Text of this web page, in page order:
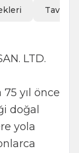
Tavsiye
LTD.
75 yıl önce
doğal
yola